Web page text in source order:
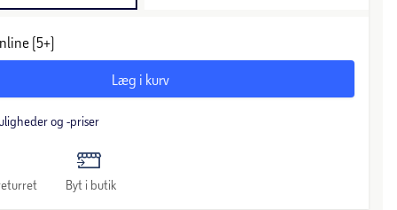
(5+)
Læg i kurv
og -priser
Byt i butik